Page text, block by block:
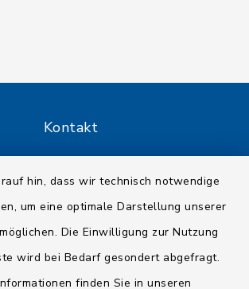
hin, dass wir technisch notwendige
um eine optimale Darstellung unserer
Die Einwilligung zur Nutzung
wird bei Bedarf gesondert abgefragt.
finden Sie in unseren
Kontakt
Datenschutz
Impressum